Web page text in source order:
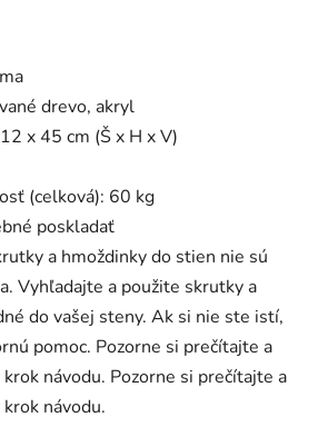
drevo, akryl
x 45 cm (Š x H x V)
(celková): 60 kg
poskladať
a hmoždinky do stien nie sú
Vyhľadajte a použite skrutky a
do vašej steny. Ak si nie ste istí,
pomoc. Pozorne si prečítajte a
návodu. Pozorne si prečítajte a
návodu.